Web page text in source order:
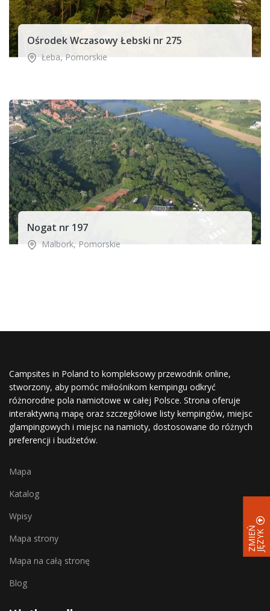
Z
M
I
E
Ń
J
Ę
Z
YK
Ośrodek Wczasowy Łebski nr 275
Łeba,Pomorskie
Nogat nr 197
Malbork, Pomorskie
Campsites in Poland to kompleksowy przewodnik online,
stworzony, aby pomóc miłośnikom kempingu odkryć
różnorodne pola namiotowe w całej Polsce. Strona oferuje
interaktywną mapę oraz szczegółowe listy kempingów, miejsc
glampingowych i miejsc na namioty, dostosowane do różnych
preferencji i budżetów.
Mapa
Katalog
Wpisy
Mapa strony
Mapa na całą stronę
Blog